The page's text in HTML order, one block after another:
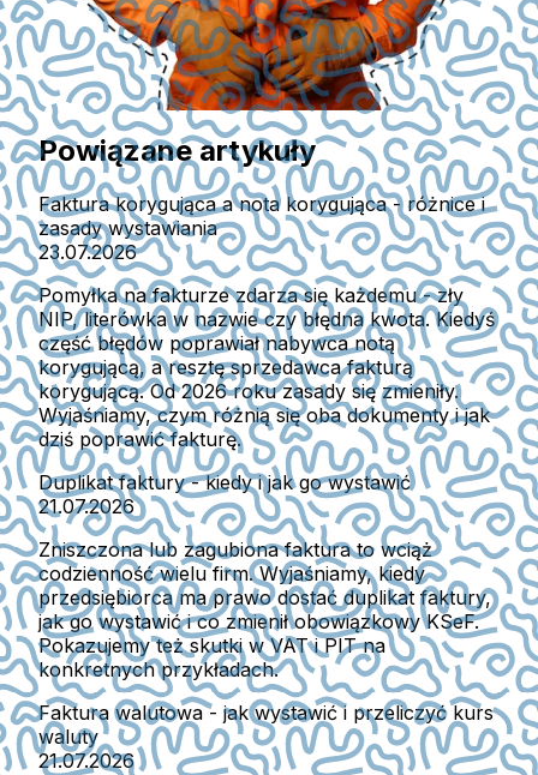
Powiązane artykuły
Faktura korygująca a nota korygująca - różnice i
zasady wystawiania
23.07.2026
Pomyłka na fakturze zdarza się każdemu - zły
NIP, literówka w nazwie czy błędna kwota. Kiedyś
część błędów poprawiał nabywca notą
korygującą, a resztę sprzedawca fakturą
korygującą. Od 2026 roku zasady się zmieniły.
Wyjaśniamy, czym różnią się oba dokumenty i jak
dziś poprawić fakturę.
Duplikat faktury - kiedy i jak go wystawić
21.07.2026
Zniszczona lub zagubiona faktura to wciąż
codzienność wielu firm. Wyjaśniamy, kiedy
przedsiębiorca ma prawo dostać duplikat faktury,
jak go wystawić i co zmienił obowiązkowy KSeF.
Pokazujemy też skutki w VAT i PIT na
konkretnych przykładach.
Faktura walutowa - jak wystawić i przeliczyć kurs
waluty
21.07.2026